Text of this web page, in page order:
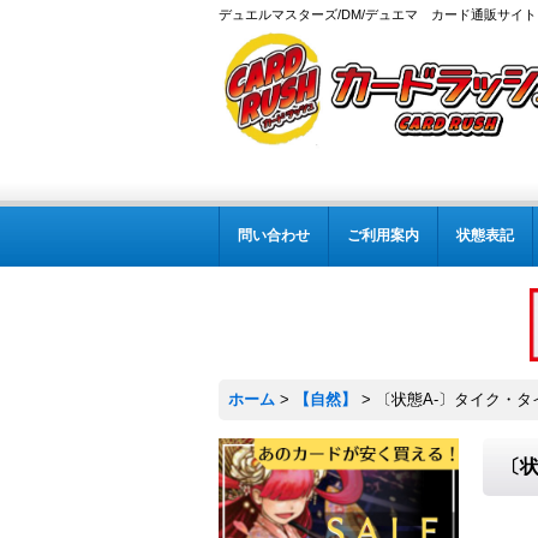
デュエルマスターズ/DM/デュエマ カード通販サイト
問い合わせ ご利用案内 状態表記
ホーム > 【自然】 > 〔状態A-〕タイク・
〔